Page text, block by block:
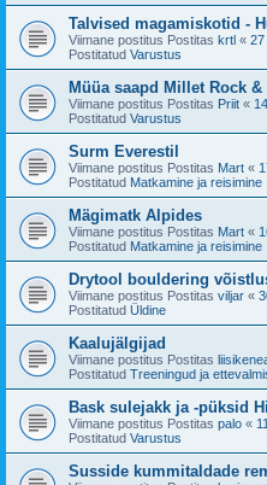
Talvised magamiskotid -
Viimane postitus Postitas krtl « 27
Postitatud Varustus
Müüa saapd Millet Rock &
Viimane postitus Postitas Priit «
Postitatud Varustus
Surm Everestil
Viimane postitus Postitas Mart «
Postitatud Matkamine ja reisimine
Mägimatk Alpides
Viimane postitus Postitas Mart «
Postitatud Matkamine ja reisimine
Drytool bouldering
Viimane postitus Postitas viljar «
Postitatud Üldine
Kaalujälgijad
Viimane postitus Postitas
Postitatud Treeningud ja
Bask sulejakk ja -püksid
Viimane postitus Postitas palo «
Postitatud Varustus
Susside kummitaldade